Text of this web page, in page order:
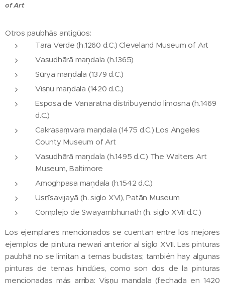
of Art
Otros paubhās antigüos:
Tara Verde (h.1260 d.C.) Cleveland Museum of Art
Vasudhārā maņdala (h.1365)
Sūrya maņdala (1379 d.C.)
Viṣṇu maņdala (1420 d.C.)
Esposa de Vanaratna distribuyendo limosna (h.1469
d.C.)
Cakrasaṃvara maņdala (1475 d.C.) Los Angeles
County Museum of Art
Vasudhārā maņdala (h.1495 d.C.) The Walters Art
Museum, Baltimore
Amoghpasa maņdala (h.1542 d.C.)
Uṣṇīṣavijayā (h. siglo XVI), Patān Museum
Complejo de Swayambhunath (h. siglo XVII d.C.)
Los ejemplares mencionados se cuentan entre los mejores
ejemplos de pintura newari anterior al siglo XVII. Las pinturas
paubhā no se limitan a temas budistas; también hay algunas
pinturas de temas hindúes, como son dos de la pinturas
mencionadas más arriba: Viṣṇu maņdala (fechada en 1420